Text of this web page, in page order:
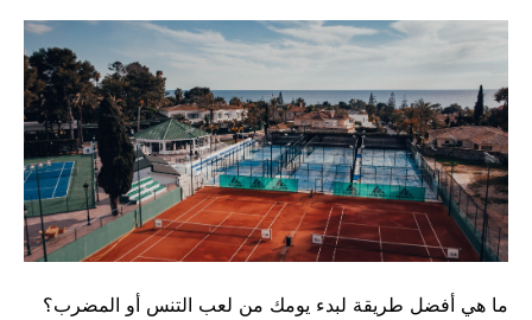
ما هي أفضل طريقة لبدء يومك من لعب التنس أو المضرب؟